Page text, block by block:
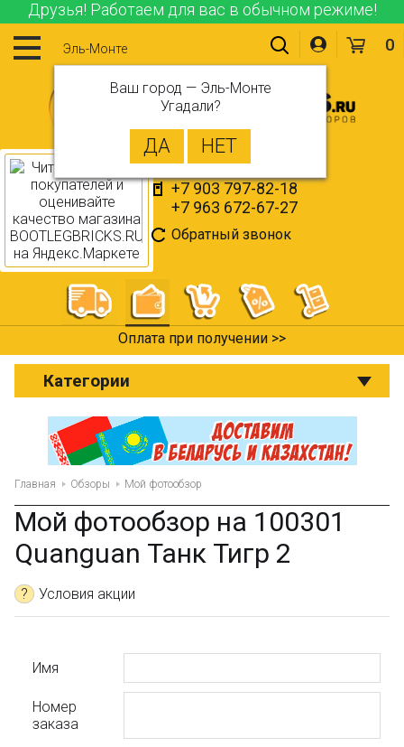
Друзья! Работаем для вас в обычном режиме!
Эль-Монте
Ваш город — Эль-Монте
Угадали?
+7 903 797-82-18
+7 963 672-67-27
Обратный звонок
0
Оплата при получении >>
Категории
Главная Обзоры Мой фотообзор
Мой фотообзор на 100301
Quanguan Танк Тигр 2
? Условия акции
Имя
Номер
заказа